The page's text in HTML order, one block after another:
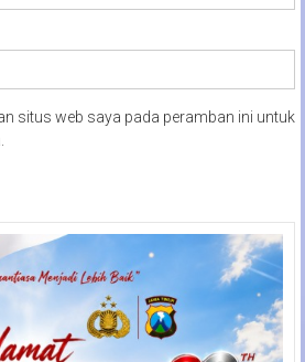
situs web saya pada peramban ini untuk